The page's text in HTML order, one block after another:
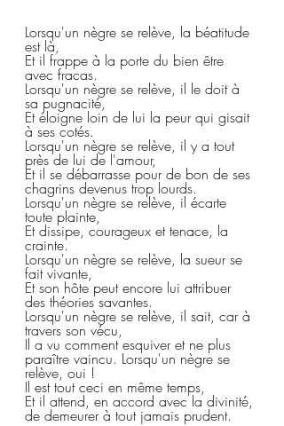
Lorsqu'un nègre se relève, la béatitude
est là,
Et il frappe à la porte du bien être
avec fracas.
Lorsqu'un nègre se relève, il le doit à
sa pugnacité,
Et éloigne loin de lui la peur qui gisait
à ses cotés.
Lorsqu'un nègre se relève, il y a tout
près de lui de l'amour,
Et il se débarrasse pour de bon de ses
chagrins devenus trop lourds.
Lorsqu'un nègre se relève, il écarte
toute plainte,
Et dissipe, courageux et tenace, la
crainte.
Lorsqu'un nègre se relève, la sueur se
fait vivante,
Et son hôte peut encore lui attribuer
des théories savantes.
Lorsqu'un nègre se relève, il sait, car à
travers son vécu,
Il a vu comment esquiver et ne plus
paraître vaincu. Lorsqu'un nègre se
relève, oui !
Il est tout ceci en même temps,
Et il attend, en accord avec la divinité,
de demeurer à tout jamais prudent.